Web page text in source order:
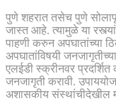
पुणे शहरात तसेच पुणे
जास्त आहे. त्यामुळे या
पाहणी करुन अपघातांच्या
अपघातांविषयी
एलईडी स्क्रीनवर
जनजागृती करावी.
अशासकीय संस्थांचीदेखील